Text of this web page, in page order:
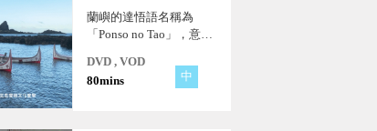
PEOPLE
蘭嶼的達悟語名稱為
「Ponso no Tao」，意思
灣東南方外海上，航程約
2個小時。這段拍攝的旅
DVD , VOD
80mins
中